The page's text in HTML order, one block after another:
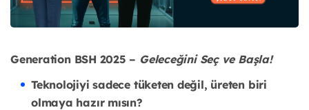
Generation BSH 2025 – Geleceğini Seç ve Başla!
Teknolojiyi sadece tüketen değil, üreten biri
olmaya hazır mısın?